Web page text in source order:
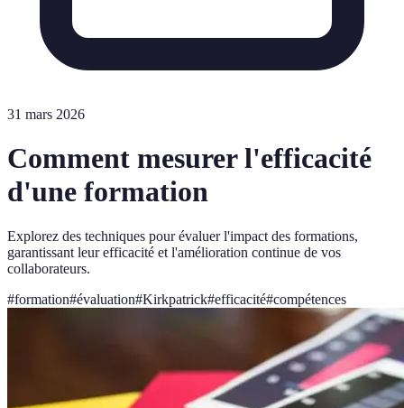
31 mars 2026
Comment mesurer l'efficacité
d'une formation
Explorez des techniques pour évaluer l'impact des formations,
garantissant leur efficacité et l'amélioration continue de vos
collaborateurs.
#formation#évaluation#Kirkpatrick#efficacité#compétences